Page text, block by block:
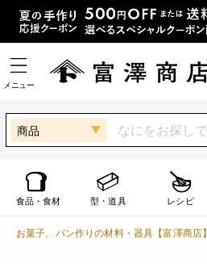
メニュー
商品
食品・食材 型・道具 レシピ
お菓子、パン作りの材料・器具【富澤商店】